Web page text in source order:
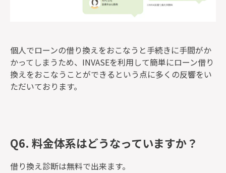
個人でローンの借り換えをおこなうと手続きに手間がか
かってしまうため、INVASEを利用して簡単にローン借り
換えをおこなうことができるという点に多くの反響をい
ただいております。
Q6. 料金体系はどうなっていますか？
借り換え診断は無料で出来ます。